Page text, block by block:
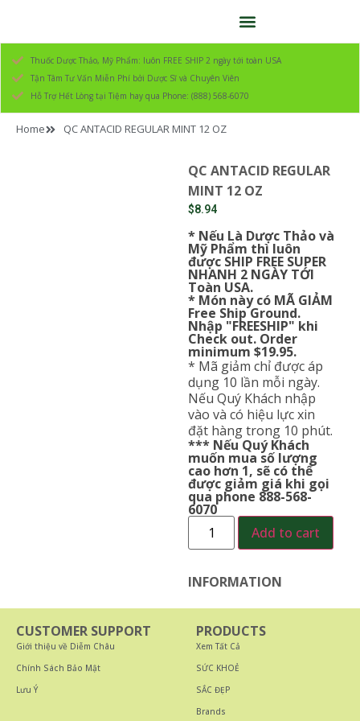
Thuốc Dược Thảo, Mỹ Phẩm: luôn FREE SHIP 2 ngày tới toàn USA
Tận Tâm Tư Vấn Miễn Phí bởi Dược Sĩ và Chuyên Viên
Hỗ Trợ Hết Lòng tại Tiệm hay qua Phone: (888) 568-6070
Home QC ANTACID REGULAR MINT 12 OZ
QC ANTACID REGULAR
MINT 12 OZ
$8.94
* Nếu Là Dược Thảo và
Mỹ Phẩm thì luôn
được SHIP FREE SUPER
NHANH 2 NGÀY TỚI
Toàn USA.
* Món này có MÃ GIẢM
Free Ship Ground.
Nhập "FREESHIP" khi
Check out. Order
minimum $19.95.
* Mã giảm chỉ được áp
dụng 10 lần mỗi ngày.
Nếu Quý Khách nhập
vào và có hiệu lực xin
đặt hàng trong 10 phút.
*** Nếu Quý Khách
muốn mua số lượng
cao hơn 1, sẽ có thể
được giảm giá khi gọi
qua phone 888-568-
6070
Add to cart
INFORMATION
CUSTOMER SUPPORT
Giới thiệu về Diễm Châu
Chính Sách Bảo Mật
Lưu Ý
PRODUCTS
Xem Tất Cả
SỨC KHOẺ
SẮC ĐẸP
Brands